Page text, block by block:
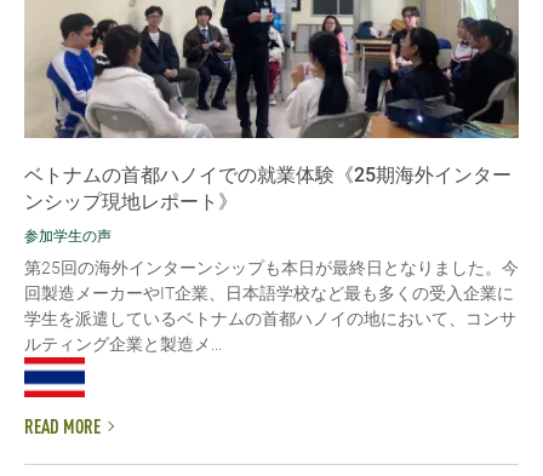
ベトナムの首都ハノイでの就業体験《25期海外インター
ンシップ現地レポート》
参加学生の声
第25回の海外インターンシップも本日が最終日となりました。今
回製造メーカーやIT企業、日本語学校など最も多くの受入企業に
学生を派遣しているベトナムの首都ハノイの地において、コンサ
ルティング企業と製造メ...
READ MORE